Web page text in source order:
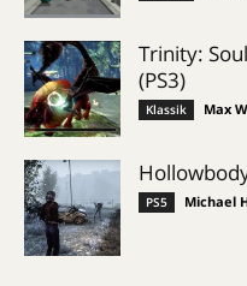
Trinity:
(PS3)
Klassik Max
PS5 Michael